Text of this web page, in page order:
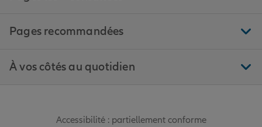
Pages recommandées
À vos côtés au quotidien
Accessibilité : partiellement conforme